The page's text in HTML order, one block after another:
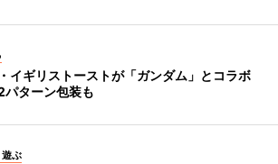
イギリストーストが「ガンダム」とコラボ
パターン包装も
遊ぶ